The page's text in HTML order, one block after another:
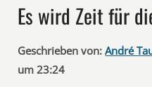
Es wird Zeit für
Geschrieben von: André
um 23:24